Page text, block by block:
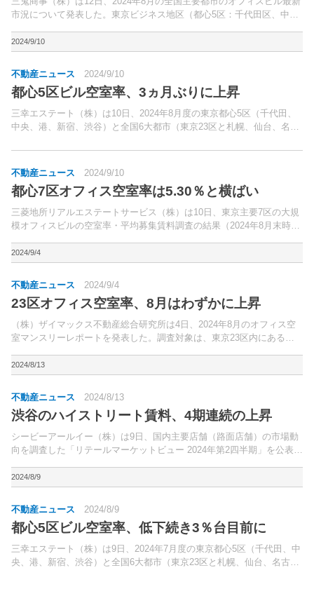
市況について発表した。東京ビジネス地区（都心5区：千代田区、中央
ト低下）となり、21年1月以来の4％台...
2024/9/10
不動産ニュース 2024/9/10
都心5区ビル空室率、3ヵ月ぶりに上昇
三幸エステート（株）は10日、2024年8月度の東京都心5区（千代田、
中央、港、新宿、渋谷）と全国6大都市（東京23区と札幌、仙台、名古
の賃貸オフィスビル）のマーケットデータを...
不動産ニュース 2024/9/10
都心7区オフィス空室率は5.30％と横ばい
三菱地所リアルエステートサービス（株）は10日、東京主要7区の大規
模オフィスビルの空室率・平均募集賃料調査の結果（2024年8月末時
江東区に位置し、調査時点で竣工している延床面積3...
2024/9/4
不動産ニュース 2024/9/4
23区オフィス空室率、8月はわずかに上昇
（株）ザイマックス不動産総合研究所は4日、2024年8月のオフィス空
室マンスリーレポートを発表した。調査対象は、東京23区内にある延
2024/8/13
不動産ニュース 2024/8/13
渋谷のハイストリート賃料、4期連続の上昇
シービーアールイー（株）は9日、国内主要店舗（路面店舗）の市場動
向を調査した「リテールマーケットビュー 2024年第2四半期」を公表し
ライムエリア）と賃料について調査した。
2024/8/9
不動産ニュース 2024/8/9
都心5区ビル空室率、低下続き3％台目前に
三幸エステート（株）は9日、2024年7月度の東京都心5区（千代田、中
央、港、新宿、渋谷）と全国6大都市（東京23区と札幌、仙台、名古